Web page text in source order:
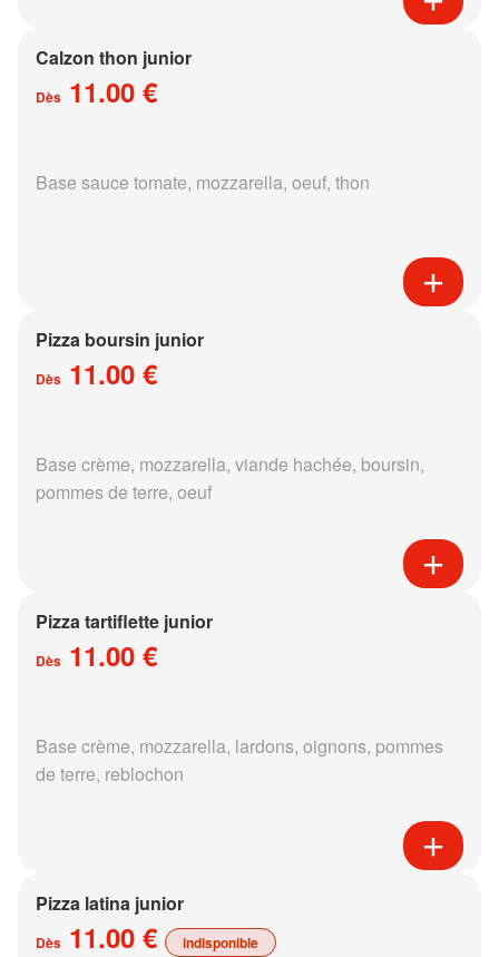
Calzon thon junior
Dès 11.00 €
Base sauce tomate, mozzarella, oeuf, thon
Pizza boursin junior
Dès 11.00 €
Base crème, mozzarella, viande hachée, boursin,
pommes de terre, oeuf
Pizza tartiflette junior
Dès 11.00 €
Base crème, mozzarella, lardons, oignons, pommes
de terre, reblochon
Pizza latina junior
Dès 11.00 € indisponible